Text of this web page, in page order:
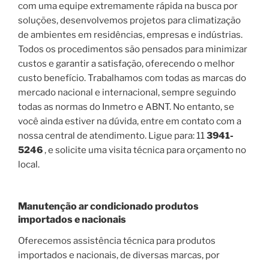
com uma equipe extremamente rápida na busca por
soluções, desenvolvemos projetos para climatização
de ambientes em residências, empresas e indústrias.
Todos os procedimentos são pensados para minimizar
custos e garantir a satisfação, oferecendo o melhor
custo benefício. Trabalhamos com todas as marcas do
mercado nacional e internacional, sempre seguindo
todas as normas do Inmetro e ABNT. No entanto, se
você ainda estiver na dúvida, entre em contato com a
nossa central de atendimento. Ligue para: 113941-
5246, e solicite uma visita técnica para orçamento no
local.
Manutenção ar condicionado produtos
importados e nacionais
Oferecemos assistência técnica para produtos
importados e nacionais, de diversas marcas, por